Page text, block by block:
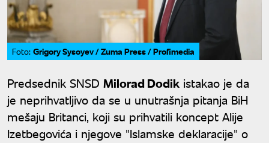
Foto: Grigory Sysoyev / Zuma Press / Profimedia
Predsednik SNSD Milorad Dodik istakao je da
je neprihvatljivo da se u unutrašnja pitanja BiH
mešaju Britanci, koji su prihvatili koncept Alije
Izetbegovića i njegove "Islamske deklaracije" o